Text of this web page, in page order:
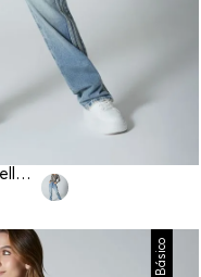
Blusa manga larga cuello redondo para mujer
Básico